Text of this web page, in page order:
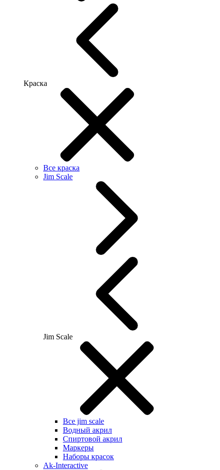
Краска
Все краска
Jim Scale
Jim Scale
Все jim scale
Водный акрил
Спиртовой акрил
Маркеры
Наборы красок
Ak-Interactive